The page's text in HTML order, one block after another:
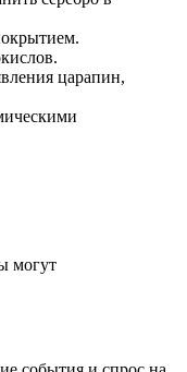
царапин,
могут